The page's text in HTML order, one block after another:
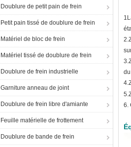
Doublure de petit pain de frein
Petit pain tissé de doublure de frein
Matériel de bloc de frein
Matériel tissé de doublure de frein
Doublure de frein industrielle
Garniture anneau de joint
Doublure de frein libre d'amiante
Feuille matérielle de frottement
Doublure de bande de frein
2.
3.
4.
5.
6.